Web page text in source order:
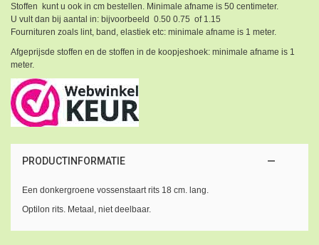
Stoffen kunt u ook in cm bestellen. Minimale afname is 50 centimeter.
U vult dan bij aantal in: bijvoorbeeld 0.50 0.75 of 1.15
Fournituren zoals lint, band, elastiek etc: minimale afname is 1 meter.
Afgeprijsde stoffen en de stoffen in de koopjeshoek: minimale afname is 1
meter.
PRODUCTINFORMATIE
Een donkergroene vossenstaart rits 18 cm. lang.
Optilon rits. Metaal, niet deelbaar.